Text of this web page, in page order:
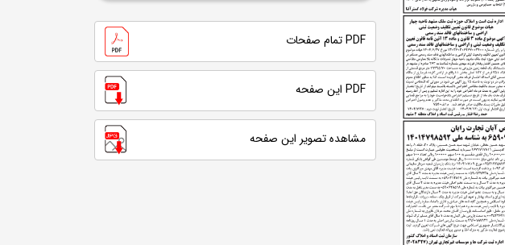
PDF تمام صفحات
PDF این صفحه
مشاهده تصویر این صفحه